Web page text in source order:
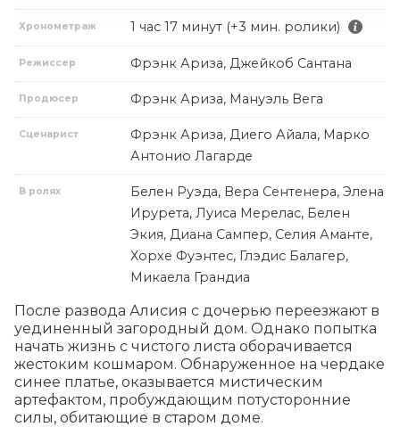
Хронометраж 1 час 17 минут (+3 мин. ролики)
Режиссер Фрэнк Ариза, Джейкоб Сантана
Продюсер Фрэнк Ариза, Мануэль Вега
Сценарист
Фрэнк Ариза, Диего Айала, Марко
Антонио Лагарде
В ролях
Белен Руэда, Вера Сентенера, Элена
Ирурета, Луиса Мерелас, Белен
Экия, Диана Сампер, Селия Аманте,
Хорхе Фуэнтес, Глэдис Балагер,
Микаела Грандиа
После развода Алисия с дочерью переезжают в
уединенный загородный дом. Однако попытка
начать жизнь с чистого листа оборачивается
жестоким кошмаром. Обнаруженное на чердаке
синее платье, оказывается мистическим
артефактом, пробуждающим потусторонние
силы, обитающие в старом доме.